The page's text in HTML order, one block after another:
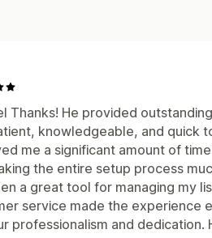
Thanks! He provided
knowledgeable, and quick
me a significant amount of
the entire setup process
a great tool for managing my
service made the experience
professionalism and dedication.